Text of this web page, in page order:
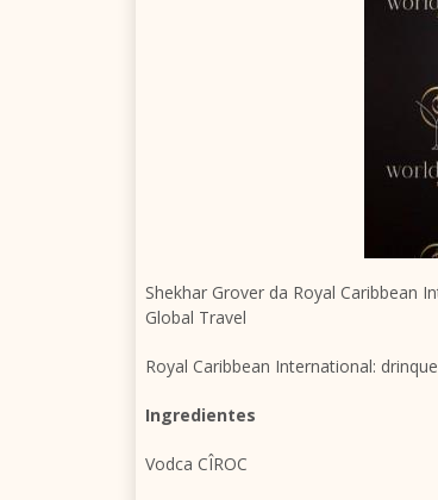
Shekhar Grover da Royal Caribbean
Global Travel
Royal Caribbean International:
Ingredientes
Vodca CÎROC